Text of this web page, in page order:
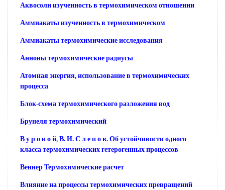
Аквосоли изученность в термохимическом отношении
Аммиакаты изученность в термохимическом
Аммиакаты термохимические исследования
Анноны термохимические радиусы
Атомная энергия, использование в термохимических
процесса
Блок-схема термохимического разложения вод
Брунеля термохимический
В у р о в о й, В. И. С л е п о в. Об устойчивости одного
класса термохимических гетерогенных процессов
Веннер Термохимические расчет
Влияние на процессы термохимических превращений